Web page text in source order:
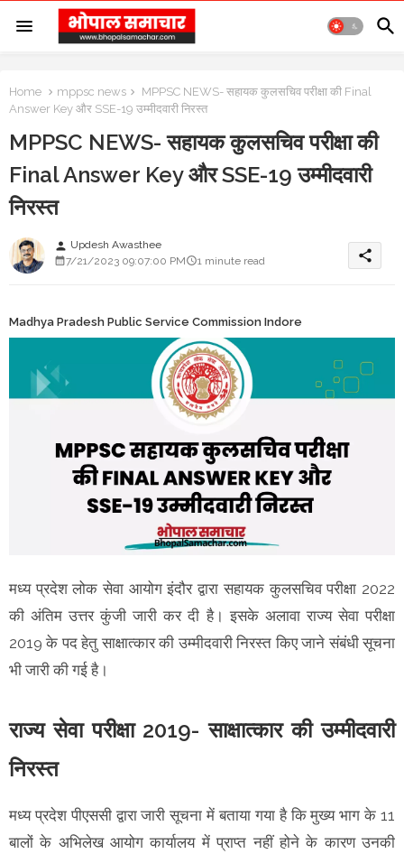
Home mppsc news
MPPSC NEWS- सहायक कुलसचिव परीक्षा की Final
Answer Key और SSE-19 उम्मीदवारी निरस्त
MPPSC NEWS- सहायक कुलसचिव परीक्षा की
Final Answer Key और SSE-19 उम्मीदवारी
निरस्त
person Updesh Awasthee
7/21/2023 09:07:00 PM
1 minute read share
Madhya Pradesh Public Service Commission Indore
मध्य प्रदेश लोक सेवा आयोग इंदौर द्वारा सहायक कुलसचिव परीक्षा 2022
की अंतिम उत्तर कुंजी जारी कर दी है। इसके अलावा राज्‍य सेवा परीक्षा
2019 के पद हेतु साक्षात्‍कार की उम्‍मीदवारी निरस्‍त किए जाने संबंधी सूचना
भी जारी की गई है।
राज्य सेवा परीक्षा 2019- साक्षात्कार की उम्मीदवारी
निरस्त
मध्य प्रदेश पीएससी द्वारा जारी सूचना में बताया गया है कि मुख्य भाग के 11
बालों के अभिलेख आयोग कार्यालय में प्राप्त नहीं होने के कारण उनकी